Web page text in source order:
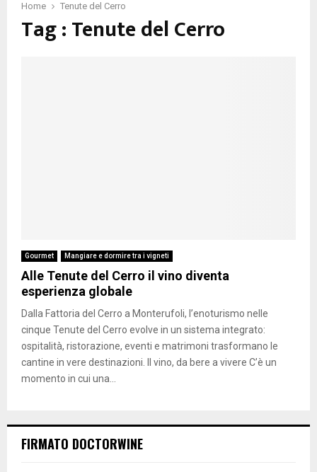
Home Tenute del Cerro
Tag : Tenute del Cerro
Gourmet Mangiare e dormire tra i vigneti
Alle Tenute del Cerro il vino diventa
esperienza globale
Dalla Fattoria del Cerro a Monterufoli, l’enoturismo nelle
cinque Tenute del Cerro evolve in un sistema integrato:
ospitalità, ristorazione, eventi e matrimoni trasformano le
cantine in vere destinazioni. Il vino, da bere a vivere C’è un
momento in cui una...
FIRMATO DOCTORWINE